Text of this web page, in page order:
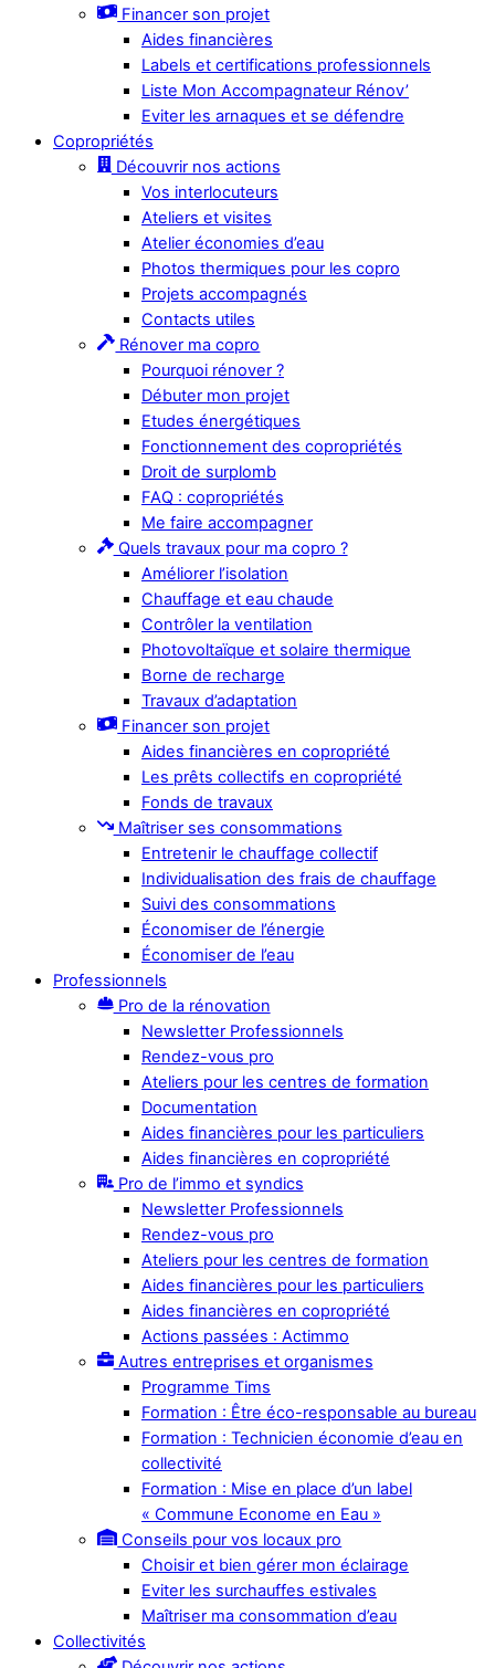
Financer son projet
Aides financières
Labels et certifications professionnels
Liste Mon Accompagnateur Rénov’
Eviter les arnaques et se défendre
Copropriétés
Découvrir nos actions
Vos interlocuteurs
Ateliers et visites
Atelier économies d’eau
Photos thermiques pour les copro
Projets accompagnés
Contacts utiles
Rénover ma copro
Pourquoi rénover ?
Débuter mon projet
Etudes énergétiques
Fonctionnement des copropriétés
Droit de surplomb
FAQ : copropriétés
Me faire accompagner
Quels travaux pour ma copro ?
Améliorer l’isolation
Chauffage et eau chaude
Contrôler la ventilation
Photovoltaïque et solaire thermique
Borne de recharge
Travaux d’adaptation
Financer son projet
Aides financières en copropriété
Les prêts collectifs en copropriété
Fonds de travaux
Maîtriser ses consommations
Entretenir le chauffage collectif
Individualisation des frais de chauffage
Suivi des consommations
Économiser de l’énergie
Économiser de l’eau
Professionnels
Pro de la rénovation
Newsletter Professionnels
Rendez-vous pro
Ateliers pour les centres de formation
Documentation
Aides financières pour les particuliers
Aides financières en copropriété
Pro de l’immo et syndics
Newsletter Professionnels
Rendez-vous pro
Ateliers pour les centres de formation
Aides financières pour les particuliers
Aides financières en copropriété
Actions passées : Actimmo
Autres entreprises et organismes
Programme Tims
Formation : Être éco-responsable au bureau
Formation : Technicien économie d’eau en
collectivité
Formation : Mise en place d’un label
« Commune Econome en Eau »
Conseils pour vos locaux pro
Choisir et bien gérer mon éclairage
Eviter les surchauffes estivales
Maîtriser ma consommation d’eau
Collectivités